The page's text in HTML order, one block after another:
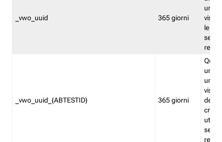
_vwo_uuid 365 giorni
le
_vwo_uuid_{ABTESTID} 365 giorni
un
del